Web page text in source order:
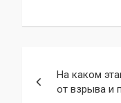
по
На каком
от взрыва и